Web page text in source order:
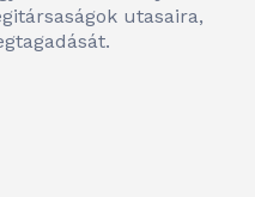
utasaira,